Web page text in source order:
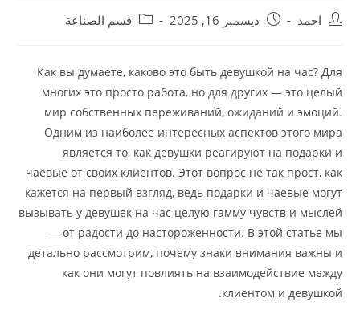
احمد ديسمبر 16, 2025 قسم الصناعة
Как вы думаете, каково это быть девушкой на час? Для
многих это просто работа, но для других — это целый
мир собственных переживаний, ожиданий и эмоций.
Одним из наиболее интересных аспектов этого мира
является то, как девушки реагируют на подарки и
чаевые от своих клиентов. Этот вопрос не так прост, как
кажется на первый взгляд, ведь подарки и чаевые могут
вызывать у девушек на час целую гамму чувств и мыслей
— от радости до настороженности. В этой статье мы
детально рассмотрим, почему знаки внимания важны и
как они могут повлиять на взаимодействие между
клиентом и девушкой.